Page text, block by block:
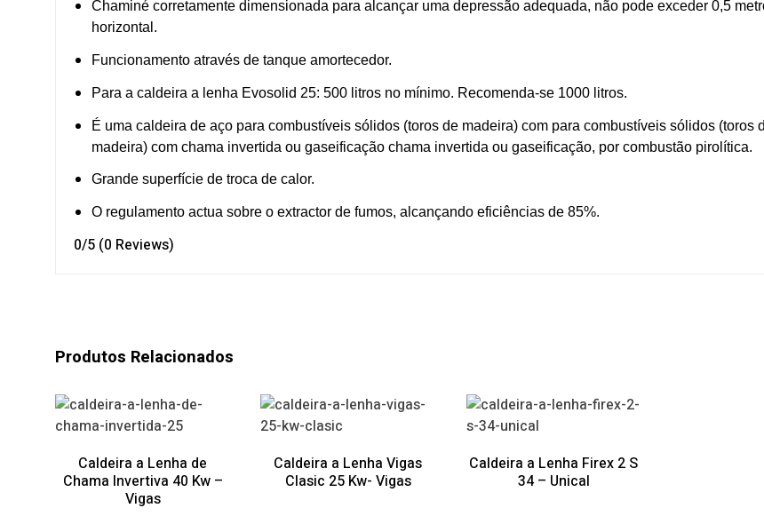
Chaminé corretamente dimensionada para alcançar uma depressão adequada, não pode exceder 0,5
horizontal.
Funcionamento através de tanque amortecedor.
Para a caldeira a lenha Evosolid 25: 500 litros no mínimo. Recomenda-se 1000 litros.
É uma caldeira de aço para combustíveis sólidos (toros de madeira) com para combustíveis sólidos (toros
madeira) com chama invertida ou gaseificação chama invertida ou gaseificação, por combustão pirolítica.
Grande superfície de troca de calor.
O regulamento actua sobre o extractor de fumos, alcançando eficiências de 85%.
0/5 (0 Reviews)
Produtos Relacionados
Caldeira a Lenha de
Chama Invertiva 40 Kw –
Vigas
Caldeira a Lenha Vigas
Clasic 25 Kw- Vigas
Caldeira a Lenha Firex 2 S
34 – Unical